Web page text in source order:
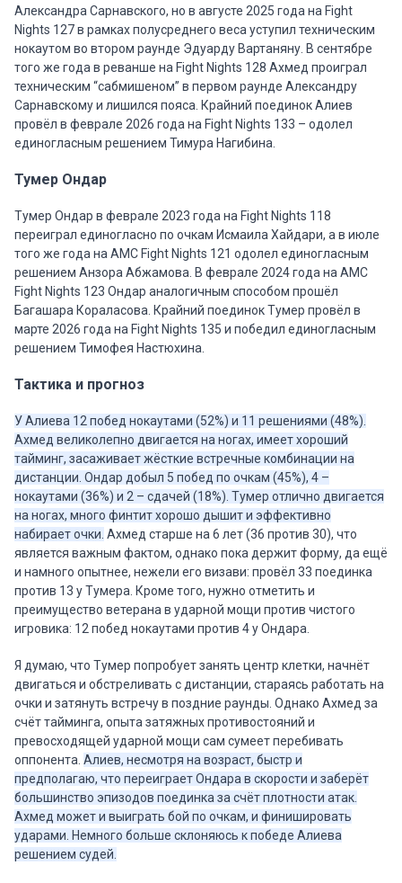
Александра Сарнавского, но в августе 2025 года на Fight
Nights 127 в рамках полусреднего веса уступил техническим
нокаутом во втором раунде Эдуарду Вартаняну. В сентябре
того же года в реванше на Fight Nights 128 Ахмед проиграл
техническим “сабмишеном” в первом раунде Александру
Сарнавскому и лишился пояса. Крайний поединок Алиев
провёл в феврале 2026 года на Fight Nights 133 – одолел
единогласным решением Тимура Нагибина.
Тумер Ондар
Тумер Ондар в феврале 2023 года на Fight Nights 118
переиграл единогласно по очкам Исмаила Хайдари, а в июле
того же года на AMC Fight Nights 121 одолел единогласным
решением Анзора Абжамова. В феврале 2024 года на AMC
Fight Nights 123 Ондар аналогичным способом прошёл
Багашара Кораласова. Крайний поединок Тумер провёл в
марте 2026 года на Fight Nights 135 и победил единогласным
решением Тимофея Настюхина.
Тактика и прогноз
У Алиева 12 побед нокаутами (52%) и 11 решениями (48%).
Ахмед великолепно двигается на ногах, имеет хороший
тайминг, засаживает жёсткие встречные комбинации на
дистанции. Ондар добыл 5 побед по очкам (45%), 4 –
нокаутами (36%) и 2 – сдачей (18%). Тумер отлично двигается
на ногах, много финтит хорошо дышит и эффективно
набирает очки. Ахмед старше на 6 лет (36 против 30), что
является важным фактом, однако пока держит форму, да ещё
и намного опытнее, нежели его визави: провёл 33 поединка
против 13 у Тумера. Кроме того, нужно отметить и
преимущество ветерана в ударной мощи против чистого
игровика: 12 побед нокаутами против 4 у Ондара.
Я думаю, что Тумер попробует занять центр клетки, начнёт
двигаться и обстреливать с дистанции, стараясь работать на
очки и затянуть встречу в поздние раунды. Однако Ахмед за
счёт тайминга, опыта затяжных противостояний и
превосходящей ударной мощи сам сумеет перебивать
оппонента. Алиев, несмотря на возраст, быстр и
предполагаю, что переиграет Ондара в скорости и заберёт
большинство эпизодов поединка за счёт плотности атак.
Ахмед может и выиграть бой по очкам, и финишировать
ударами. Немного больше склоняюсь к победе Алиева
решением судей.